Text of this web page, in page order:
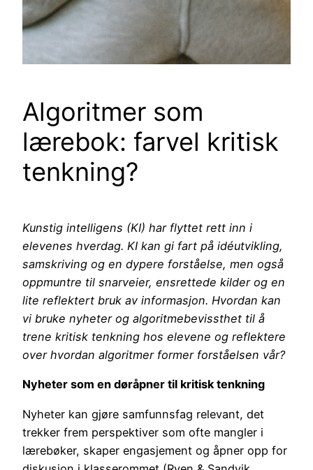
Algoritmer som
lærebok: farvel kritisk
tenkning?
Kunstig intelligens (KI) har flyttet rett inn i
elevenes hverdag. KI kan gi fart på idéutvikling,
samskriving og en dypere forståelse, men også
oppmuntre til snarveier, ensrettede kilder og en
lite reflektert bruk av informasjon. Hvordan kan
vi bruke nyheter og algoritmebevissthet til å
trene kritisk tenkning hos elevene og reflektere
over hvordan algoritmer former forståelsen vår?
Nyheter som en døråpner til kritisk tenkning
Nyheter kan gjøre samfunnsfag relevant, det
trekker frem perspektiver som ofte mangler i
lærebøker, skaper engasjement og åpner opp for